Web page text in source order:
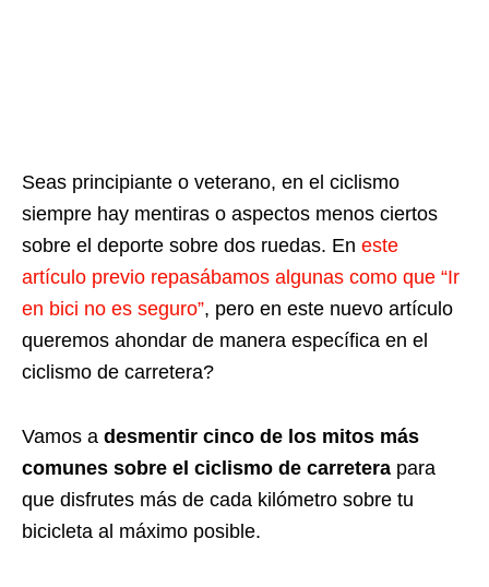
Seas principiante o veterano, en el ciclismo
siempre hay mentiras o aspectos menos ciertos
sobre el deporte sobre dos ruedas. En este
artículo previo repasábamos algunas como que “Ir
en bici no es seguro”, pero en este nuevo artículo
queremos ahondar de manera específica en el
ciclismo de carretera?
Vamos a desmentir cinco de los mitos más
comunes sobre el ciclismo de carretera para
que disfrutes más de cada kilómetro sobre tu
bicicleta al máximo posible.